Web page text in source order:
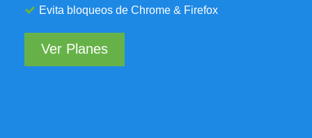
Evita bloqueos de Chrome & Firefox
Ver Planes